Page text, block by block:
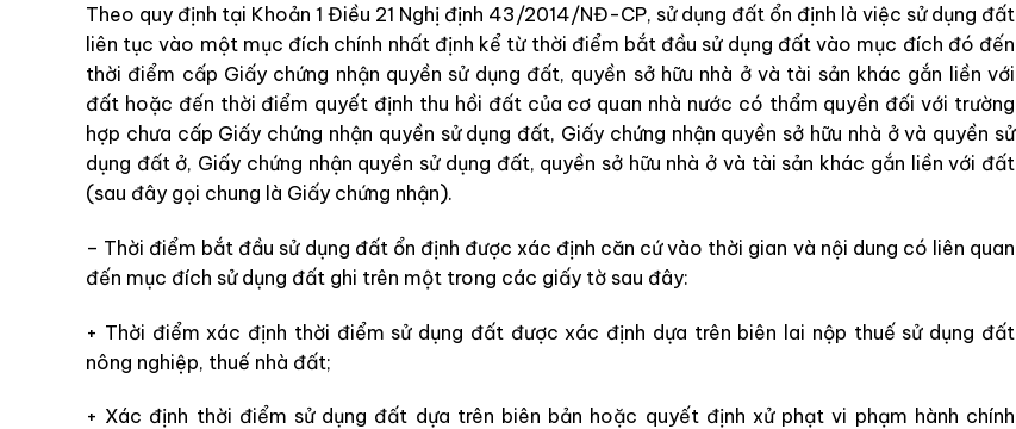
Theo quy định tại Khoản 1 Điều 21 Nghị định 43/2014/NĐ-CP, sử dụng đất ổn định là việc sử dụng đất
liên tục vào một mục đích chính nhất định kể từ thời điểm bắt đầu sử dụng đất vào mục đích đó đến
thời điểm cấp Giấy chứng nhận quyền sử dụng đất, quyền sở hữu nhà ở và tài sản khác gắn liền với
đất hoặc đến thời điểm quyết định thu hồi đất của cơ quan nhà nước có thẩm quyền đối với trường
hợp chưa cấp Giấy chứng nhận quyền sử dụng đất, Giấy chứng nhận quyền sở hữu nhà ở và quyền sử
dụng đất ở, Giấy chứng nhận quyền sử dụng đất, quyền sở hữu nhà ở và tài sản khác gắn liền với đất
(sau đây gọi chung là Giấy chứng nhận).
– Thời điểm bắt đầu sử dụng đất ổn định được xác định căn cứ vào thời gian và nội dung có liên quan
đến mục đích sử dụng đất ghi trên một trong các giấy tờ sau đây:
+ Thời điểm xác định thời điểm sử dụng đất được xác định dựa trên biên lai nộp thuế sử dụng đất
nông nghiệp, thuế nhà đất;
+ Xác định thời điểm sử dụng đất dựa trên biên bản hoặc quyết định xử phạt vi phạm hành chính